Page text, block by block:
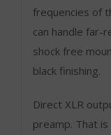
frequencies of
can handle far-
shock free
black finishing.
Direct XLR
preamp. That